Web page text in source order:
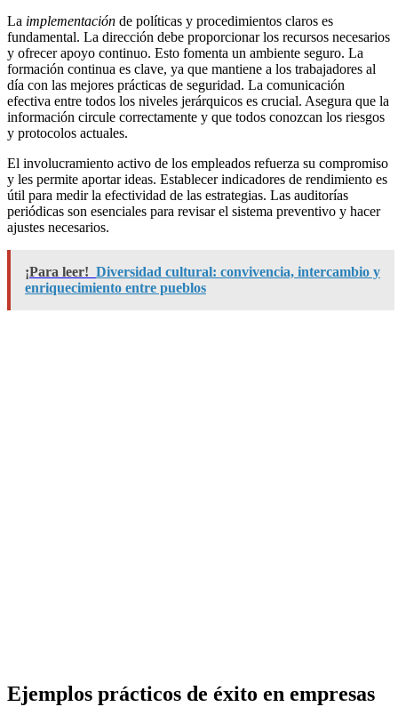
La implementación de políticas y procedimientos claros es
fundamental. La dirección debe proporcionar los recursos necesarios
y ofrecer apoyo continuo. Esto fomenta un ambiente seguro. La
formación continua es clave, ya que mantiene a los trabajadores al
día con las mejores prácticas de seguridad. La comunicación
efectiva entre todos los niveles jerárquicos es crucial. Asegura que la
información circule correctamente y que todos conozcan los riesgos
y protocolos actuales.
El involucramiento activo de los empleados refuerza su compromiso
y les permite aportar ideas. Establecer indicadores de rendimiento es
útil para medir la efectividad de las estrategias. Las auditorías
periódicas son esenciales para revisar el sistema preventivo y hacer
ajustes necesarios.
¡Para leer! Diversidad cultural: convivencia, intercambio y
enriquecimiento entre pueblos
Ejemplos prácticos de éxito en empresas